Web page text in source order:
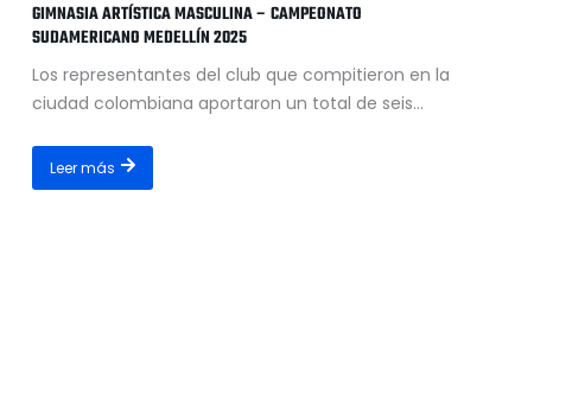
GIMNASIA ARTÍSTICA MASCULINA – CAMPEONATO
SUDAMERICANO MEDELLÍN 2025
Los representantes del club que compitieron en la
ciudad colombiana aportaron un total de seis...
Leer más